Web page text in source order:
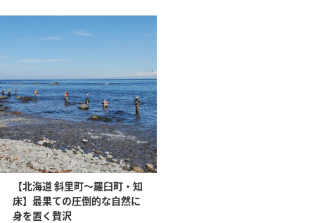
【北海道 斜里町～羅臼町・知
床】最果ての圧倒的な自然に
身を置く贅沢